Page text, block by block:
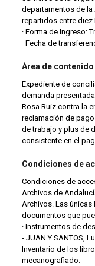
departamentos de
repartidos entre diez
· Forma de Ingreso:
· Fecha de
Área de
Expediente de
demanda
Rosa Ruiz contra la
reclamación de
de trabajo y plus de
consistente en el
Condiciones de
Condiciones de
Archivos de
Archivos. Las
documentos que
· Instrumentos de
- JUAN Y SANTOS,
Inventario de los
mecanografiado.